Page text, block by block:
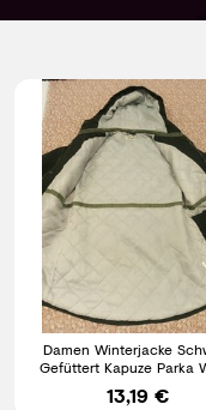
Damen Winterjacke
Gefüttert Kapuze Parka
Outdoor Mantel Größe
13,19 €